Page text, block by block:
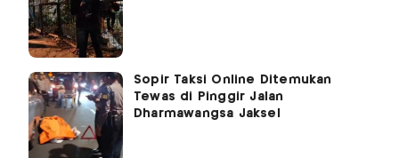
Sopir Taksi Online Ditemukan
Tewas di Pinggir Jalan
Dharmawangsa Jaksel